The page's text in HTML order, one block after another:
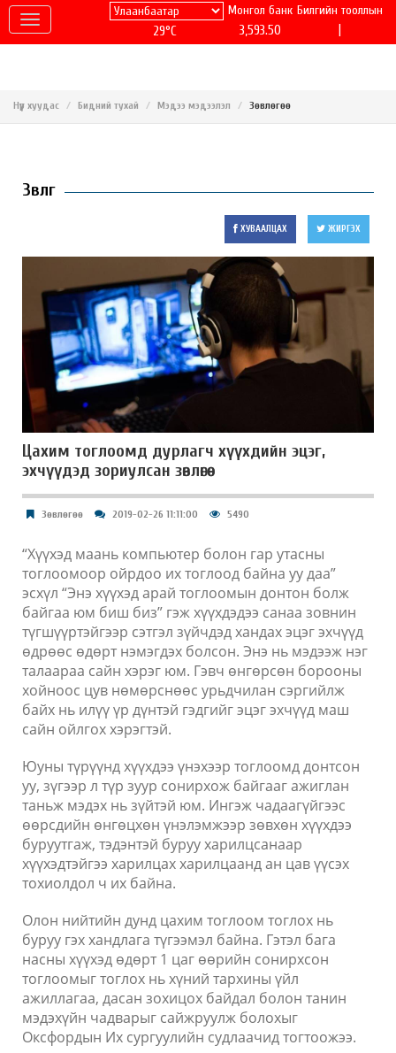
29°C
Монгол банк
3,593.50
Билгийн тооллын
Нүүр хуудас Бидний тухай Мэдээ мэдээлэл Зөвлөгөө
Зөвлөгөө
ХУВААЛЦАХ ЖИРГЭХ
Цахим тоглоомд дурлагч хүүхдийн эцэг,
эхчүүдэд зориулсан зөвлөгөө
Зөвлөгөө 2019-02-26 11:11:00 5490
“Хүүхэд маань компьютер болон гар утасны
тоглоомоор ойрдоо их тоглоод байна уу даа”
эсхүл “Энэ хүүхэд арай тоглоомын донтон болж
байгаа юм биш биз” гэж хүүхдэдээ санаа зовнин
түгшүүртэйгээр сэтгэл зүйчдэд хандах эцэг эхчүүд
өдрөөс өдөрт нэмэгдэх болсон. Энэ нь мэдээж нэг
талаараа сайн хэрэг юм. Гэвч өнгөрсөн борооны
хойноос цув нөмөрснөөс урьдчилан сэргийлж
байх нь илүү үр дүнтэй гэдгийг эцэг эхчүүд маш
сайн ойлгох хэрэгтэй.
Юуны түрүүнд хүүхдээ үнэхээр тоглоомд донтсон
уу, зүгээр л түр зуур сонирхож байгааг ажиглан
таньж мэдэх нь зүйтэй юм. Ингэж чадаагүйгээс
өөрсдийн өнгөцхөн үнэлэмжээр зөвхөн хүүхдээ
буруутгаж, тэдэнтэй буруу харилцсанаар
хүүхэдтэйгээ харилцах харилцаанд ан цав үүсэх
тохиолдол ч их байна.
Олон нийтийн дунд цахим тоглоом тоглох нь
буруу гэх хандлага түгээмэл байна. Гэтэл бага
насны хүүхэд өдөрт 1 цаг өөрийн сонирхсон
тоглоомыг тоглох нь хүний тархины үйл
ажиллагаа, дасан зохицох байдал болон танин
мэдэхүйн чадварыг сайжруулж болохыг
Оксфордын Их сургуулийн судлаачид тогтоожээ.